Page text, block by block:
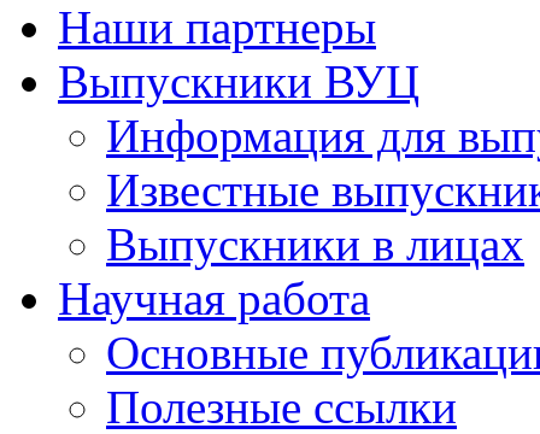
Наши партнеры
Выпускники ВУЦ
Информация для
Известные
Выпускники в лицах
Научная работа
Основные
Полезные ссылки